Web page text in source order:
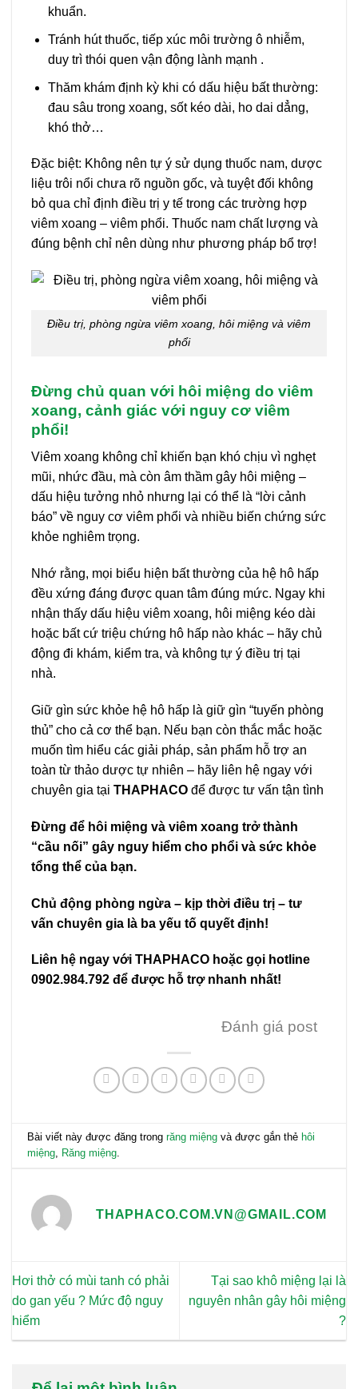
khuẩn.
Tránh hút thuốc, tiếp xúc môi trường ô nhiễm,
duy trì thói quen vận động lành mạnh .
Thăm khám định kỳ khi có dấu hiệu bất thường:
đau sâu trong xoang, sốt kéo dài, ho dai dẳng,
khó thở…
Đặc biệt: Không nên tự ý sử dụng thuốc nam, dược
liệu trôi nổi chưa rõ nguồn gốc, và tuyệt đối không
bỏ qua chỉ định điều trị y tế trong các trường hợp
viêm xoang – viêm phổi. Thuốc nam chất lượng và
đúng bệnh chỉ nên dùng như phương pháp bổ trợ!
Điều trị, phòng ngừa viêm xoang, hôi miệng và viêm
phổi
Đừng chủ quan với hôi miệng do viêm
xoang, cảnh giác với nguy cơ viêm
phổi!
Viêm xoang không chỉ khiến bạn khó chịu vì nghẹt
mũi, nhức đầu, mà còn âm thầm gây hôi miệng –
dấu hiệu tưởng nhỏ nhưng lại có thể là “lời cảnh
báo” về nguy cơ viêm phổi và nhiều biến chứng sức
khỏe nghiêm trọng.
Nhớ rằng, mọi biểu hiện bất thường của hệ hô hấp
đều xứng đáng được quan tâm đúng mức. Ngay khi
nhận thấy dấu hiệu viêm xoang, hôi miệng kéo dài
hoặc bất cứ triệu chứng hô hấp nào khác – hãy chủ
động đi khám, kiểm tra, và không tự ý điều trị tại
nhà.
Giữ gìn sức khỏe hệ hô hấp là giữ gìn “tuyến phòng
thủ” cho cả cơ thể bạn. Nếu bạn còn thắc mắc hoặc
muốn tìm hiểu các giải pháp, sản phẩm hỗ trợ an
toàn từ thảo dược tự nhiên – hãy liên hệ ngay với
chuyên gia tại THAPHACO để được tư vấn tận tình
Đừng để hôi miệng và viêm xoang trở thành
“cầu nối” gây nguy hiểm cho phổi và sức khỏe
tổng thể của bạn.
Chủ động phòng ngừa – kịp thời điều trị – tư
vấn chuyên gia là ba yếu tố quyết định!
Liên hệ ngay với THAPHACO hoặc gọi hotline
0902.984.792 để được hỗ trợ nhanh nhất!
Đánh giá post
Bài viết này được đăng trongrăng miệng và được gắn thẻ hôi
miệng
Răng miệng
THAPHACO.COM.VN@GMAIL.COM
Hơi thở có mùi tanh có phải
do gan yếu ? Mức độ nguy
hiểm
Tại sao khô miệng lại là
nguyên nhân gây hôi miệng
?